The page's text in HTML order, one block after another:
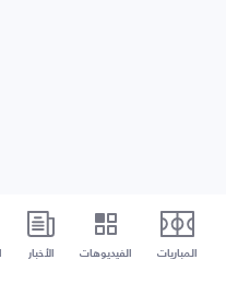
المباريات الفيديوهات الأخبار